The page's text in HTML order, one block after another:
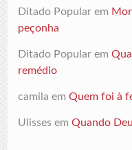
Ditado Popular em
peçonha
Ditado Popular em
remédio
camila emQuem foi à
Ulisses emQuando